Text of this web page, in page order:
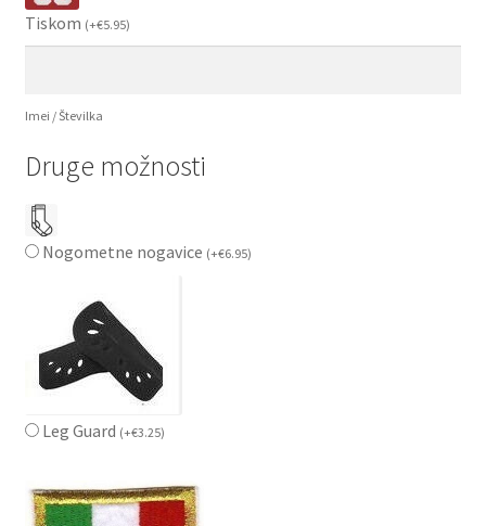
Tiskom (+€5.95)
Imei / Številka
Druge možnosti
Nogometne nogavice (+€6.95)
Leg Guard (+€3.25)